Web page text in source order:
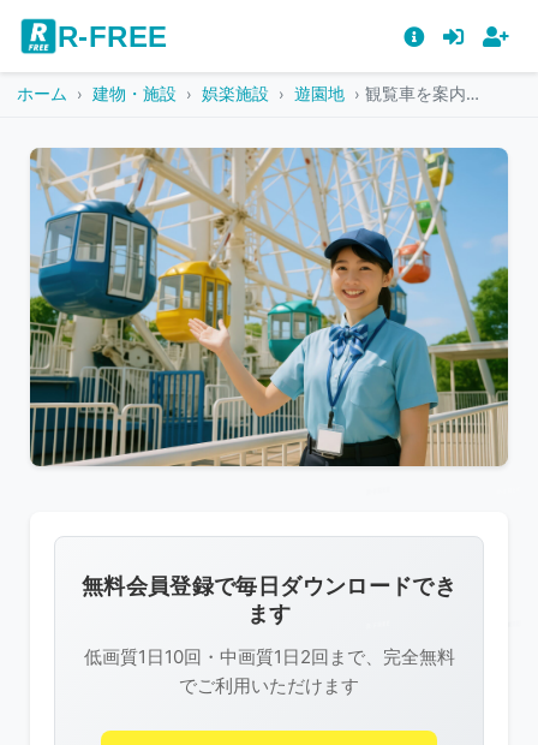
R-FREE
ホーム 建物・施設 娯楽施設 遊園地 観覧車を案内する笑顔の女性スタッフ
像
は
R-
FREE
無料会員登録で毎日ダウンロードでき
ます
低画質1日10回・中画質1日2回まで、完全無料
でご利用いただけます